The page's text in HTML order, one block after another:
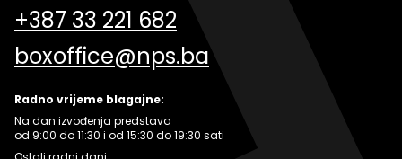
+387 33 221 682
boxoffice@nps.ba
Radno vrijeme blagajne:
Na dan izvođenja predstava
od 9:00 do 11:30 i od 15:30 do 19:30 sati